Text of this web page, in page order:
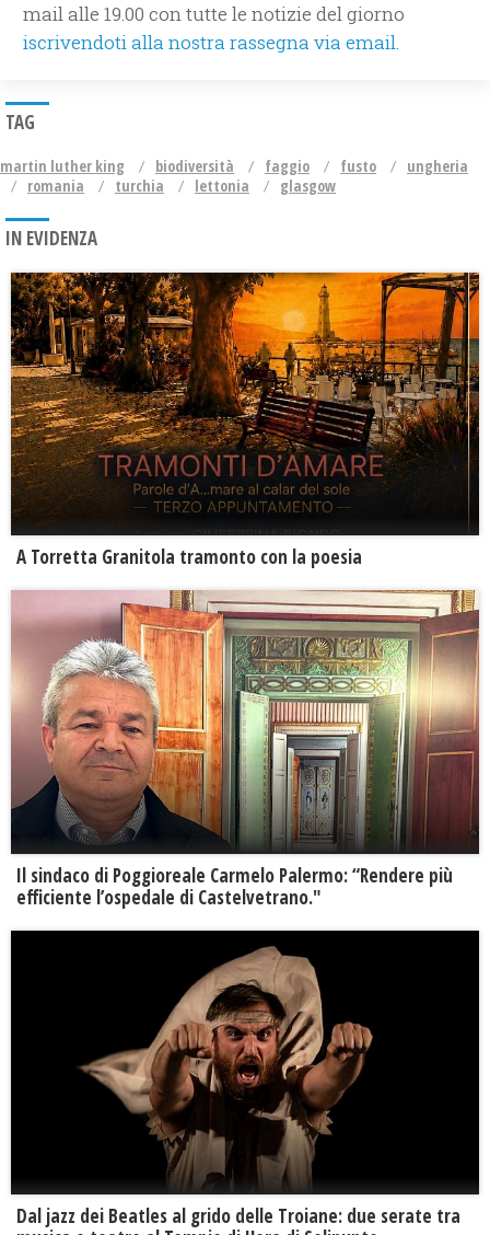
mail alle 19.00 con tutte le notizie del giorno
iscrivendoti alla nostra rassegna via email.
TAG
martin luther king biodiversità faggio fusto
ungheria
romania
turchia lettonia glasgow
IN EVIDENZA
​A Torretta Granitola tramonto con la poesia
Il sindaco di Poggioreale Carmelo Palermo: “Rendere più
efficiente l’ospedale di Castelvetrano."
Dal jazz dei Beatles al grido delle Troiane: due serate tra